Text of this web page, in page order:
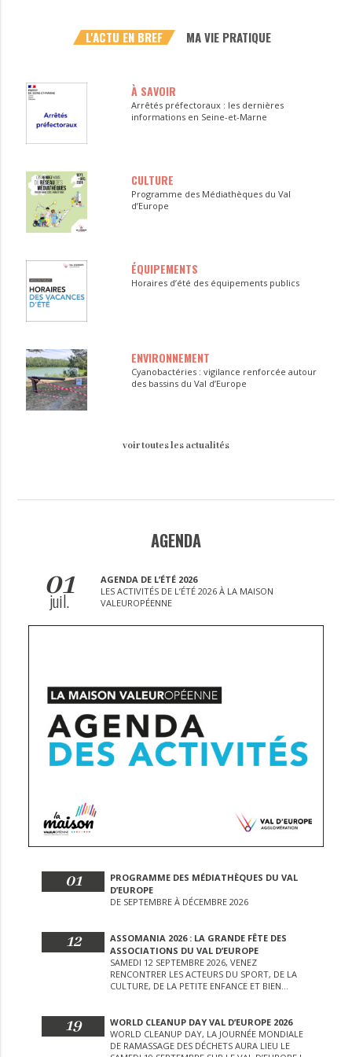
L'ACTU EN BREF MA VIE PRATIQUE
À SAVOIR
Arrêtés préfectoraux : les dernières
informations en Seine-et-Marne
CULTURE
Programme des Médiathèques du Val
d’Europe
ÉQUIPEMENTS
Horaires d’été des équipements publics
ENVIRONNEMENT
Cyanobactéries : vigilance renforcée autour
des bassins du Val d’Europe
voir toutes les actualités
AGENDA
01
juil.
AGENDA DE L’ÉTÉ 2026
LES ACTIVITÉS DE L’ÉTÉ 2026 À LA MAISON
VALEUROPÉENNE
01
PROGRAMME DES MÉDIATHÈQUES DU VAL
D’EUROPE
DE SEPTEMBRE À DÉCEMBRE 2026
12
ASSOMANIA 2026 : LA GRANDE FÊTE DES
ASSOCIATIONS DU VAL D’EUROPE
SAMEDI 12 SEPTEMBRE 2026, VENEZ
RENCONTRER LES ACTEURS DU SPORT, DE LA
CULTURE, DE LA PETITE ENFANCE ET BIEN
19
WORLD CLEANUP DAY VAL D’EUROPE 2026
WORLD CLEANUP DAY, LA JOURNÉE MONDIALE
DE RAMASSAGE DES DÉCHETS AURA LIEU LE